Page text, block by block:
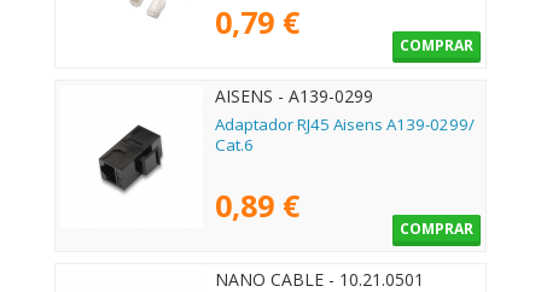
0,79 €
COMPRAR
AISENS - A139-0299
Adaptador RJ45 Aisens A139-0299/
Cat.6
0,89 €
COMPRAR
NANO CABLE - 10.21.0501